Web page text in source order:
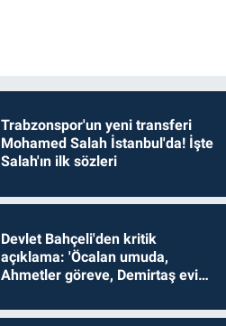
Trabzonspor'un yeni transferi
Mohamed Salah İstanbul'da! İşte
Salah'ın ilk sözleri
Devlet Bahçeli'den kritik
açıklama: 'Öcalan umuda,
Ahmetler göreve, Demirtaş evine